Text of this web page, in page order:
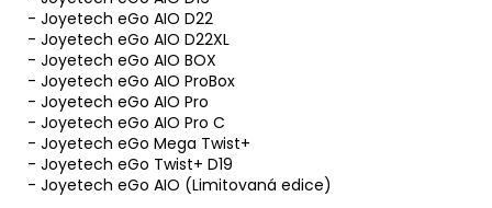
- Joyetech eGo AIO D22
- Joyetech eGo AIO D22XL
- Joyetech eGo AIO BOX
- Joyetech eGo AIO ProBox
- Joyetech eGo AIO Pro
- Joyetech eGo AIO Pro C
- Joyetech eGo Mega Twist+
- Joyetech eGo Twist+ D19
- Joyetech eGo AIO (Limitovaná edice)